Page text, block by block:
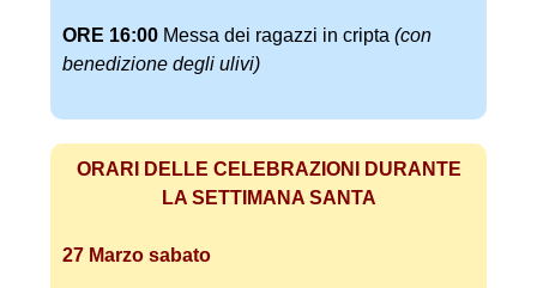
ORE 16:00 Messa dei ragazzi in cripta (con
benedizione degli ulivi)
ORARI DELLE CELEBRAZIONI DURANTE
LA SETTIMANA SANTA
27 Marzo sabato